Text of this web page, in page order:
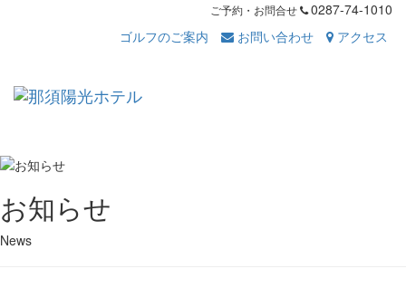
ご予約・お問合せ
0287-74-1010
ゴルフのご案内
お問い合わせ アクセス
お知らせ
News